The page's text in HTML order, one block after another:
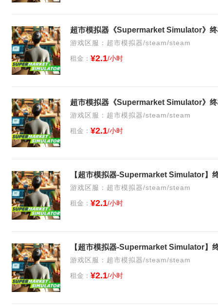
超市模拟器《Supermarket Simulator》
游戏区服：超市模拟器/steam/steam
租金： ¥2.1/小时
超市模拟器《Supermarket Simulator》
游戏区服：超市模拟器/steam/steam
租金： ¥2.1/小时
【超市模拟器-Supermarket Simulator】
游戏区服：超市模拟器/steam/steam
租金： ¥2.1/小时
【超市模拟器-Supermarket Simulator】
游戏区服：超市模拟器/steam/steam
租金： ¥2.1/小时